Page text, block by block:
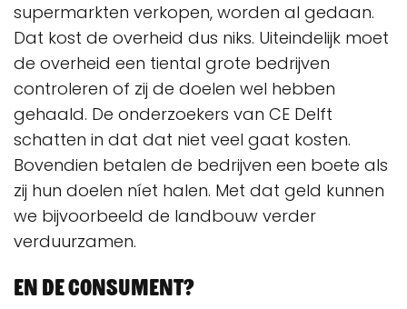
supermarkten verkopen, worden al gedaan.
Dat kost de overheid dus niks. Uiteindelijk moet
de overheid een tiental grote bedrijven
controleren of zij de doelen wel hebben
gehaald. De onderzoekers van CE Delft
schatten in dat dat niet veel gaat kosten.
Bovendien betalen de bedrijven een boete als
zij hun doelen níet halen. Met dat geld kunnen
we bijvoorbeeld de landbouw verder
verduurzamen.
En de consument?